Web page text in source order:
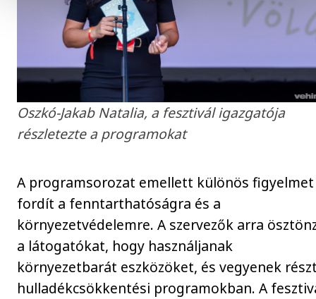
Oszkó-Jakab Natalia, a fesztivál igazgatója
részletezte a programokat
A programsorozat emellett különös figyelmet
fordít a fenntarthatóságra és a
környezetvédelemre. A szervezők arra
a látogatókat, hogy használjanak
környezetbarát eszközöket, és vegyenek
hulladékcsökkentési programokban. A